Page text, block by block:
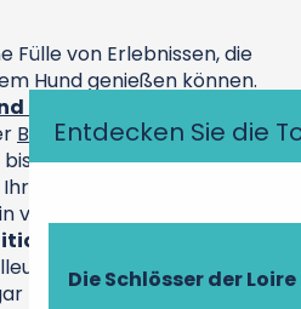
Entdecken Sie die
Die Schlösser der Loire
Fülle von Erlebnissen, die
Hund genießen können.
Spaziergängen
Besichtigungen von
bis hin zu kulinarischen
Aufenthalt mit Ihrem
Zügen. Sie können
Boot
oder mit
in ein Kanumitnehmen!